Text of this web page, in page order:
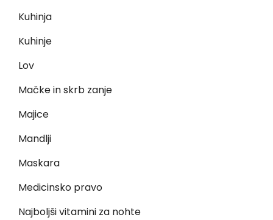
Kuhinja
Kuhinje
Lov
Mačke in skrb zanje
Majice
Mandlji
Maskara
Medicinsko pravo
Najboljši vitamini za nohte